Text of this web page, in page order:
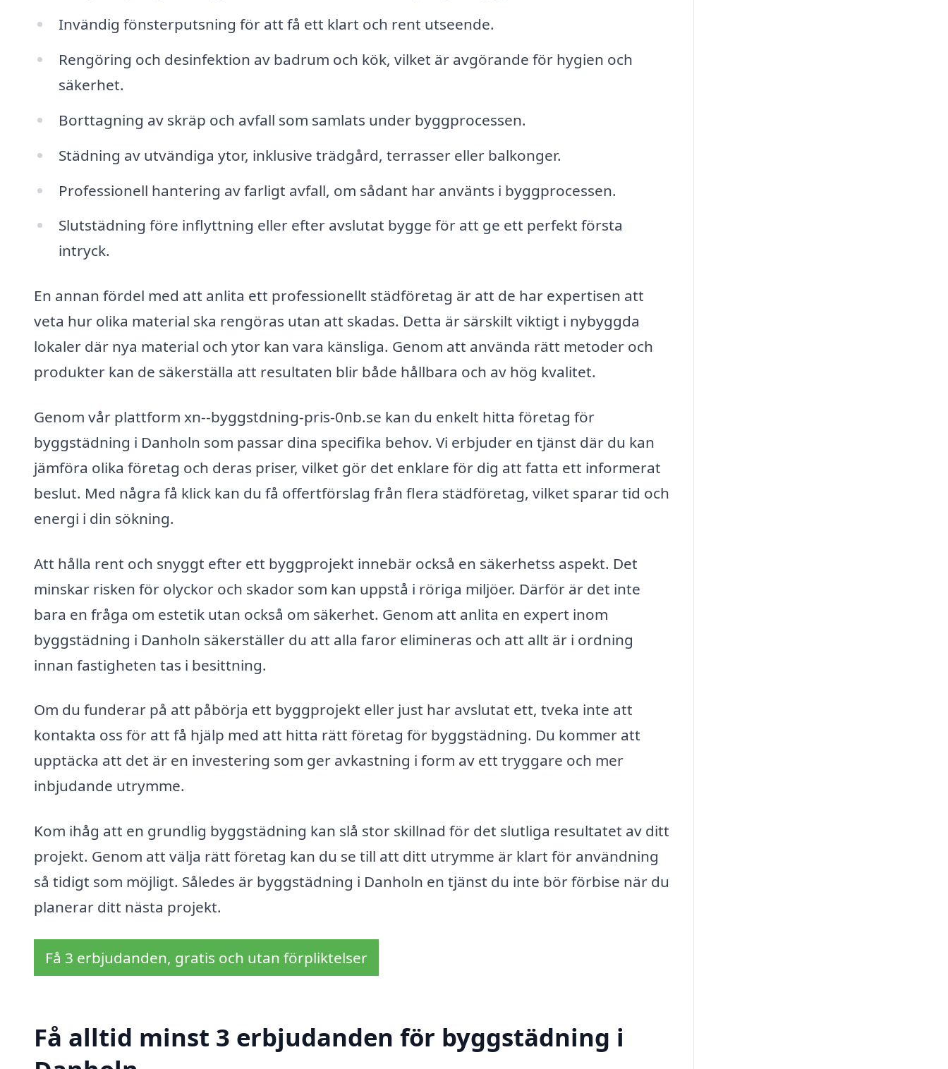
Invändig fönsterputsning för att få ett klart och rent utseende.
Rengöring och desinfektion av badrum och kök, vilket är avgörande för hygien och
säkerhet.
Borttagning av skräp och avfall som samlats under byggprocessen.
Städning av utvändiga ytor, inklusive trädgård, terrasser eller balkonger.
Professionell hantering av farligt avfall, om sådant har använts i byggprocessen.
Slutstädning före inflyttning eller efter avslutat bygge för att ge ett perfekt första
intryck.
En annan fördel med att anlita ett professionellt städföretag är att de har expertisen att
veta hur olika material ska rengöras utan att skadas. Detta är särskilt viktigt i nybyggda
lokaler där nya material och ytor kan vara känsliga. Genom att använda rätt metoder och
produkter kan de säkerställa att resultaten blir både hållbara och av hög kvalitet.
Genom vår plattform xn--byggstdning-pris-0nb.se kan du enkelt hitta företag för
byggstädning i Danholn som passar dina specifika behov. Vi erbjuder en tjänst där du kan
jämföra olika företag och deras priser, vilket gör det enklare för dig att fatta ett informerat
beslut. Med några få klick kan du få offertförslag från flera städföretag, vilket sparar tid och
energi i din sökning.
Att hålla rent och snyggt efter ett byggprojekt innebär också en säkerhetss aspekt. Det
minskar risken för olyckor och skador som kan uppstå i röriga miljöer. Därför är det inte
bara en fråga om estetik utan också om säkerhet. Genom att anlita en expert inom
byggstädning i Danholn säkerställer du att alla faror elimineras och att allt är i ordning
innan fastigheten tas i besittning.
Om du funderar på att påbörja ett byggprojekt eller just har avslutat ett, tveka inte att
kontakta oss för att få hjälp med att hitta rätt företag för byggstädning. Du kommer att
upptäcka att det är en investering som ger avkastning i form av ett tryggare och mer
inbjudande utrymme.
Kom ihåg att en grundlig byggstädning kan slå stor skillnad för det slutliga resultatet av ditt
projekt. Genom att välja rätt företag kan du se till att ditt utrymme är klart för användning
så tidigt som möjligt. Således är byggstädning i Danholn en tjänst du inte bör förbise när du
planerar ditt nästa projekt.
Få 3 erbjudanden, gratis och utan förpliktelser
Få alltid minst 3 erbjudanden för byggstädning i